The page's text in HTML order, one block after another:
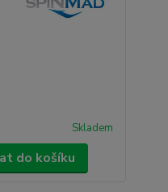
Skladem
do košíku